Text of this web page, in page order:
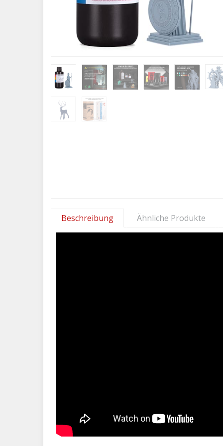
Beschreibung Ähnliche Produkte